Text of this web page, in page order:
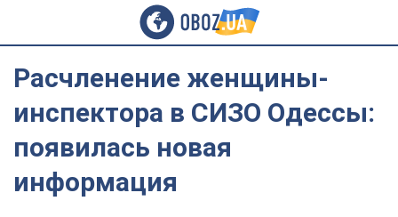
Расчленение женщины-
инспектора в СИЗО Одессы:
появилась новая
информация